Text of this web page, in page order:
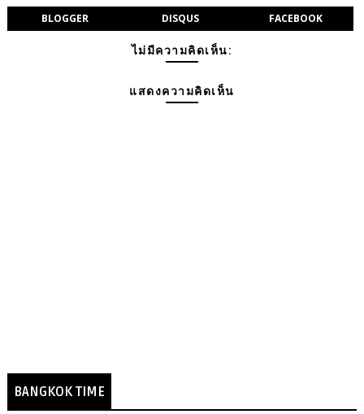
BLOGGER DISQUS FACEBOOK
ไม่มีความคิดเห็น:
แสดงความคิดเห็น
BANGKOK TIME